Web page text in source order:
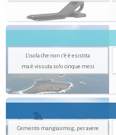
L’isola che non c'è è esistita
ma è vissuta solo cinque mesi
Cemento mangiasmog, per avere